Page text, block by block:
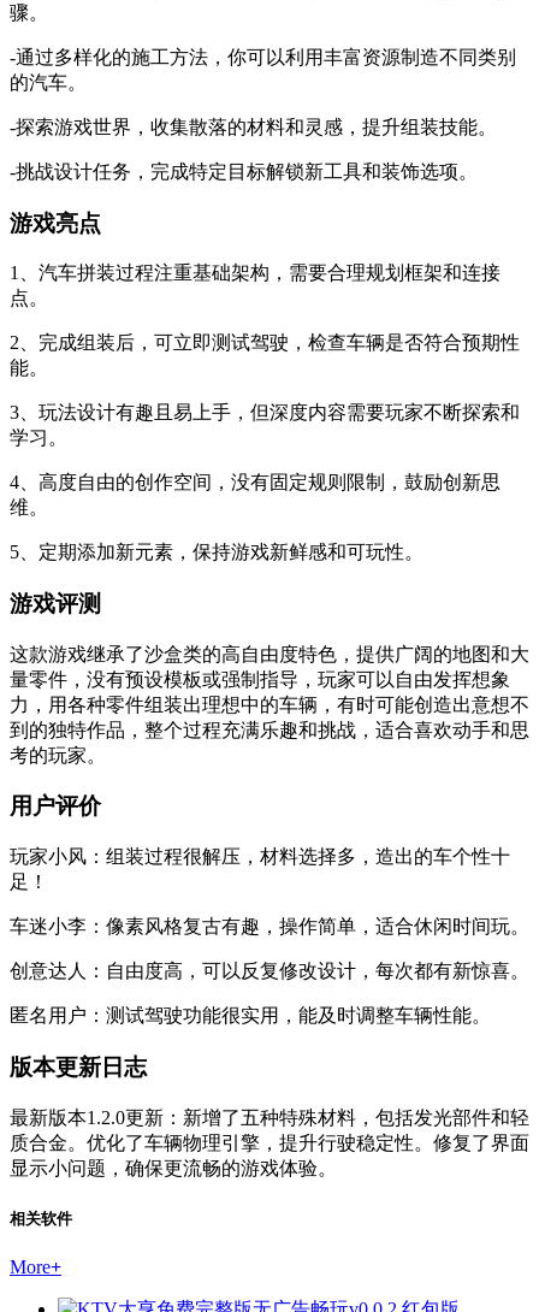
骤。
-通过多样化的施工方法，你可以利用丰富资源制造不同类别
的汽车。
-探索游戏世界，收集散落的材料和灵感，提升组装技能。
-挑战设计任务，完成特定目标解锁新工具和装饰选项。
游戏亮点
1、汽车拼装过程注重基础架构，需要合理规划框架和连接
点。
2、完成组装后，可立即测试驾驶，检查车辆是否符合预期性
能。
3、玩法设计有趣且易上手，但深度内容需要玩家不断探索和
学习。
4、高度自由的创作空间，没有固定规则限制，鼓励创新思
维。
5、定期添加新元素，保持游戏新鲜感和可玩性。
游戏评测
这款游戏继承了沙盒类的高自由度特色，提供广阔的地图和大
量零件，没有预设模板或强制指导，玩家可以自由发挥想象
力，用各种零件组装出理想中的车辆，有时可能创造出意想不
到的独特作品，整个过程充满乐趣和挑战，适合喜欢动手和思
考的玩家。
用户评价
玩家小风：组装过程很解压，材料选择多，造出的车个性十
足！
车迷小李：像素风格复古有趣，操作简单，适合休闲时间玩。
创意达人：自由度高，可以反复修改设计，每次都有新惊喜。
匿名用户：测试驾驶功能很实用，能及时调整车辆性能。
版本更新日志
最新版本1.2.0更新：新增了五种特殊材料，包括发光部件和轻
质合金。优化了车辆物理引擎，提升行驶稳定性。修复了界面
显示小问题，确保更流畅的游戏体验。
相关软件
More+